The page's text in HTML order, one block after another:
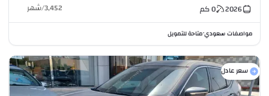
2026
0كم 3,452
/شهر
مواصفات سعودي•متاحة للتمويل
سعر عادل